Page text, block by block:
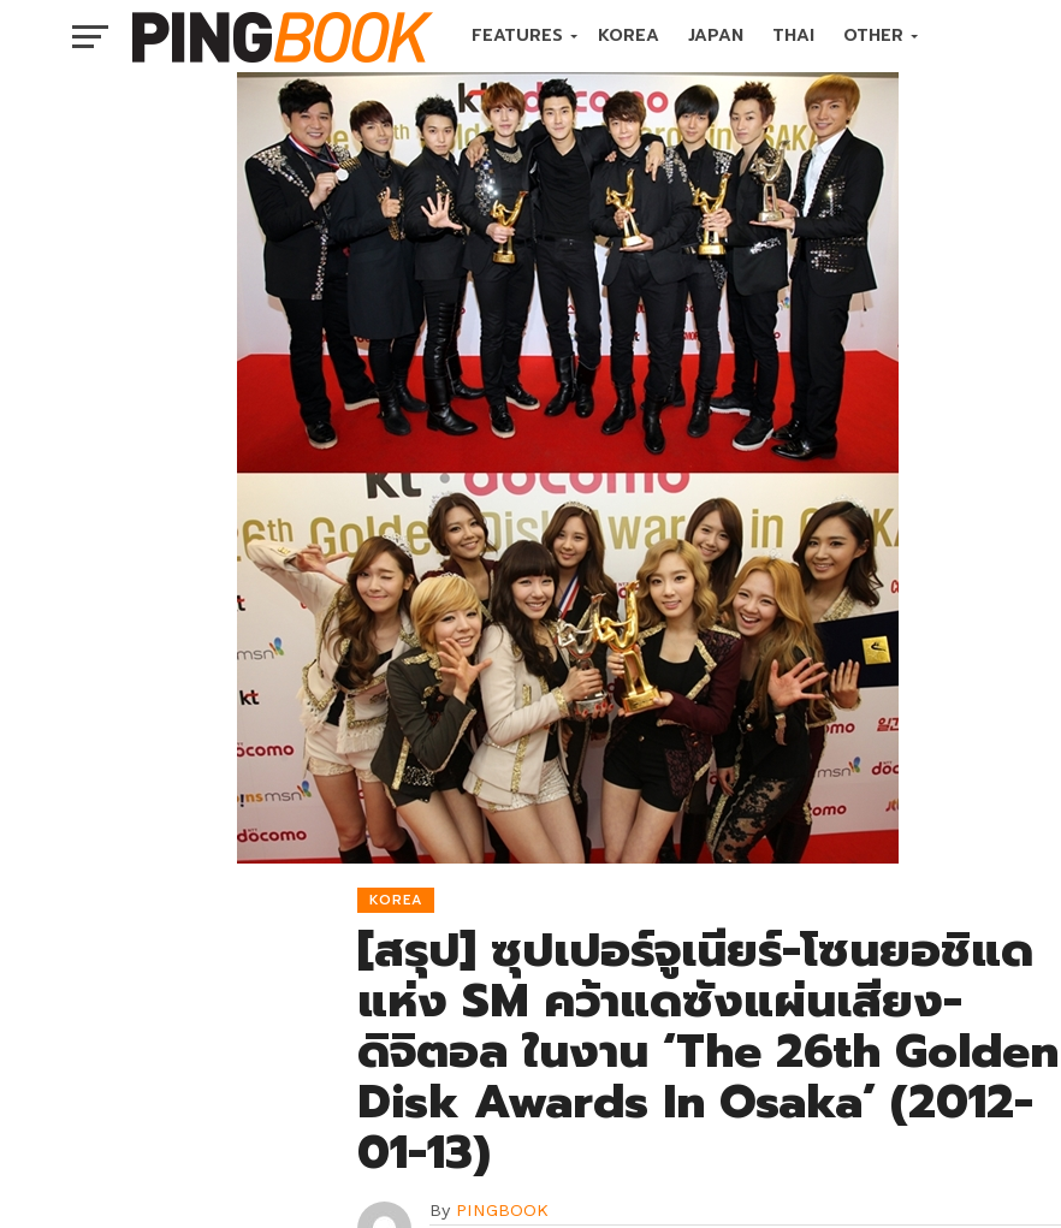
FEATURES KOREA JAPAN THAI OTHER
KOREA
[สรุป] ซุปเปอร์จูเนียร์-โซนยอชิแด
แห่ง SM คว้าแดซังแผ่นเสียง-
ดิจิตอล ในงาน ‘The 26th Golden
Disk Awards In Osaka’ (2012-
01-13)
By PINGBOOK